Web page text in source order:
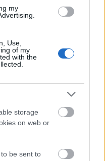
my
Use,
of my
with the
storage
on web or
be sent to
listinou
14.02.2026
se vrátila z
11.02.2026